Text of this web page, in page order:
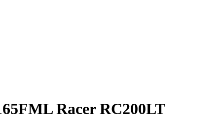
Racer RC200LT